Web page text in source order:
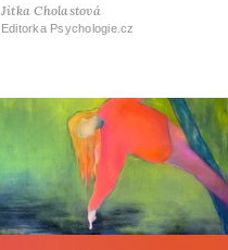
Jitka Cholastová
Editorka Psychologie.cz